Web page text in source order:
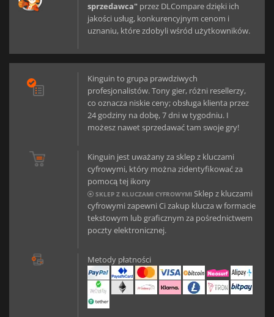
sprzedawca" przez DLCompare dzięki ich
jakości usług, konkurencyjnym cenom i
uznaniu, które zdobyli wśród użytkowników.
Kinguin to grupa prawdziwych
profesjonalistów. Tony gier, różni resellerzy,
co oznacza niskie ceny; obsługa klienta przez
24 godziny na dobę, 7 dni w tygodniu. I
możesz nawet sprzedawać tam swoje gry!
Kinguin jest uważany za sklep z kluczami
cyfrowymi, który można zidentyfikować za
pomocą tej ikony
SKLEP Z KLUCZAMI CYFROWYMI Sklep z kluczami
cyfrowymi zapewni Ci zakup klucza w formacie
tekstowym lub graficznym za pośrednictwem
poczty elektronicznej.
Metody płatności